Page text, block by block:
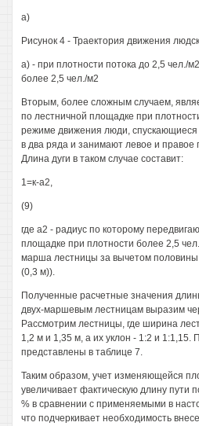
а)
Рисунок 4 - Траектория движения
а) - при плотности потока до 2,5 чел./
более 2,5 чел./м2
Вторым, более сложным случаем,
по лестничной площадке при
режиме движения люди,
в два ряда и занимают левое и правое
Длина дуги в таком случае составит:
1=к-а2,
(9)
где а2 - радиус по которому
площадке при плотности более 2,5
марша лестницы за вычетом
(0,3 м)).
Полученные расчетные значения
двух-маршевым лестницам выразим
Рассмотрим лестницы, где ширина
1,2 м и 1,35 м, а их уклон - 1:2 и 1:1,15.
представлены в таблице 7.
Таким образом, учет изменяющейся
увеличивает фактическую длину пути
% в сравнении с применяемыми в
что подчеркивает необходимость